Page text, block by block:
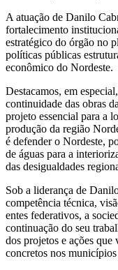
A atuação de Danilo
fortalecimento
estratégico do órgão no
políticas públicas
econômico do Nordeste.
Destacamos, em
continuidade das
projeto essencial para a
produção da região
é defender o Nordeste,
de águas para a
das desigualdades
Sob a liderança de
competência técnica,
entes federativos, a
continuação do seu
dos projetos e ações
concretos nos